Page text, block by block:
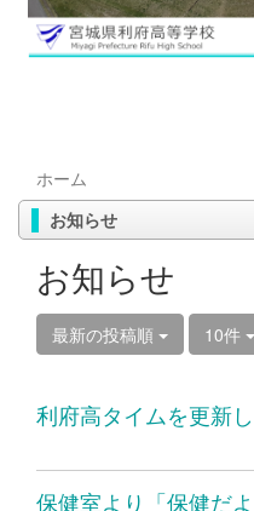
ホーム
お知らせ
お知らせ
最新の投稿順 10件
利府高タイムを更新し
保健室より「保健だ